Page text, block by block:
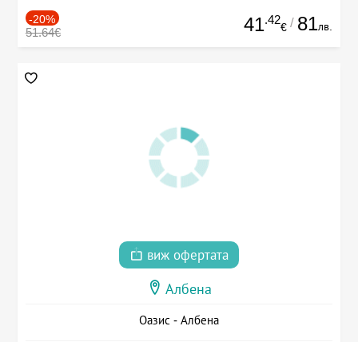
-20%
51.64€ 41.42
€ / 81лв.
виж офертата
Албена
Оазис - Албена